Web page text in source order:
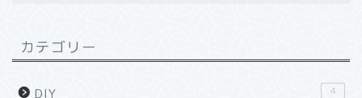
カテゴリー
DIY 4